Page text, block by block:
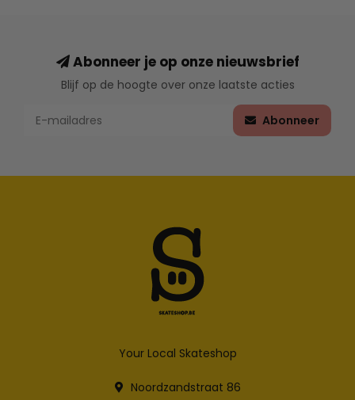
Abonneer je op onze nieuwsbrief
Blijf op de hoogte over onze laatste acties
Abonneer
Your Local Skateshop
Noordzandstraat 86